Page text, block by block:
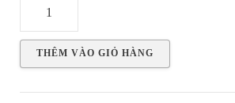
250,000₫.
loại
dáng
dài
THÊM VÀO GIỎ HÀNG